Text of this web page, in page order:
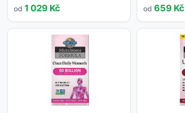
od 1 029 Kč od 659 Kč